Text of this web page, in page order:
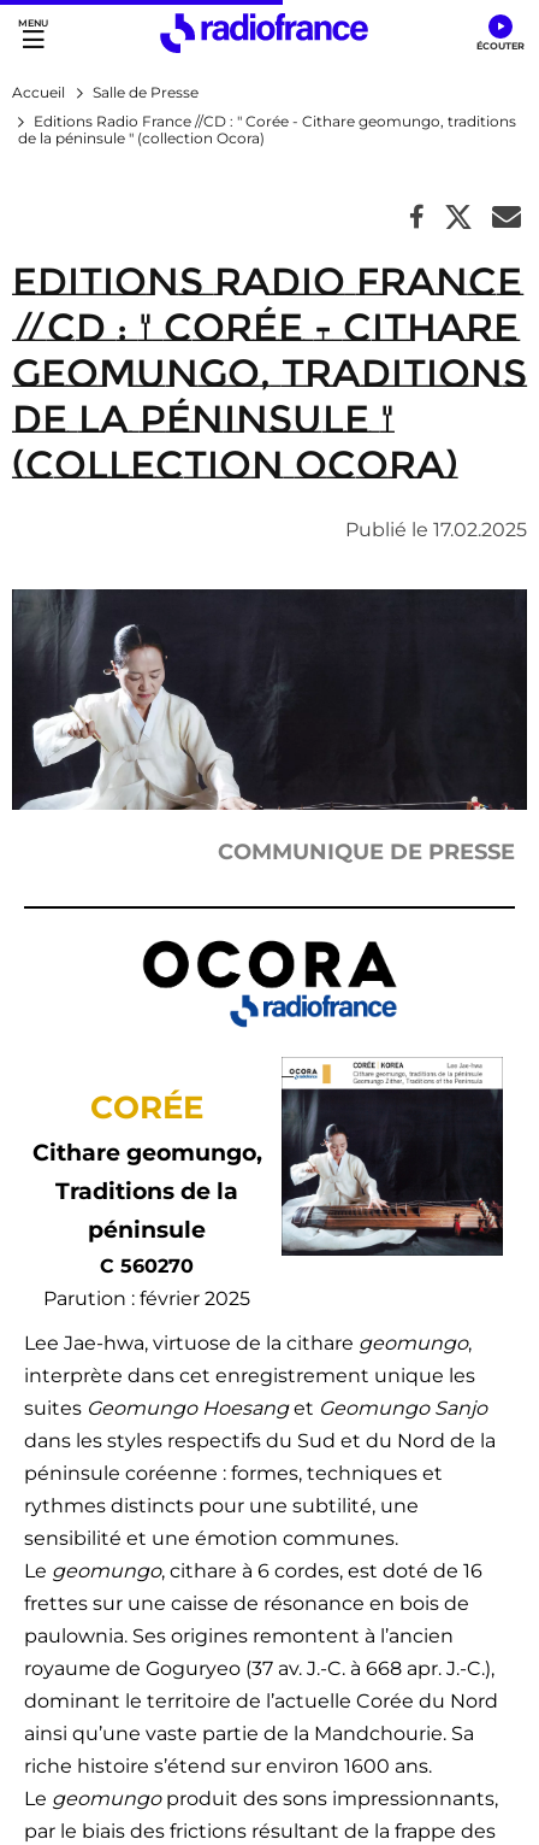
Accès direct :
Menu principal
Contenu
Accueil
Salle de Presse
Editions Radio France //CD : " Corée - Cithare geomungo, traditions
de la péninsule " (collection Ocora)
Editions Radio France
//CD : " Corée - Cithare
geomungo, traditions
de la péninsule "
(collection Ocora)
Publié le 17.02.2025
COMMUNIQUE DE PRESSE
CORÉE
Cithare geomungo,
Traditions de la
péninsule
C 560270
Parution : février 2025
Lee Jae-hwa, virtuose de la cithare geomungo,
interprète dans cet enregistrement unique les
suites Geomungo Hoesanget Geomungo Sanjo
dans les styles respectifs du Sud et du Nord de la
péninsule coréenne : formes, techniques et
rythmes distincts pour une subtilité, une
sensibilité et une émotion communes.
Le geomungo, cithare à 6 cordes, est doté de 16
frettes sur une caisse de résonance en bois de
paulownia. Ses origines remontent à l’ancien
royaume de Goguryeo (37 av. J.-C. à 668 apr. J.-C.),
dominant le territoire de l’actuelle Corée du Nord
ainsi qu’une vaste partie de la Mandchourie. Sa
riche histoire s’étend sur environ 1600 ans.
Le geomungoproduit des sons impressionnants,
par le biais des frictions résultant de la frappe des